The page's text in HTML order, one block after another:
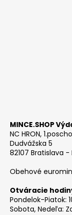
MINCE.SHOP
NC HRON,
Dudvážska 5
82107 Bratislava
Obehové
Otváracie
Pondelok-Piatok:
Sobota, Nedeľa: